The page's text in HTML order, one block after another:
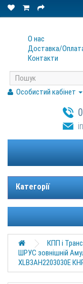
О нас
Доставка/
Контакти
Особистий кабінет
Категорії
КПП і
ШРУС зовнішній
XLB3AH2203030E